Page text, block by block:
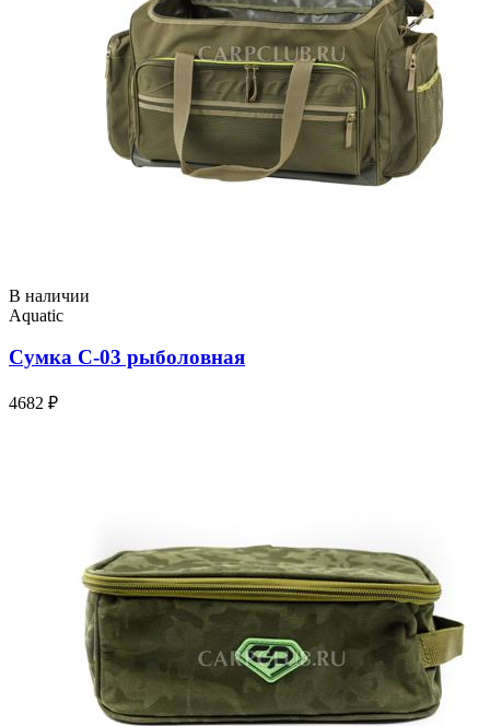
В наличии
Aquatic
Сумка С-03 рыболовная
4682 ₽